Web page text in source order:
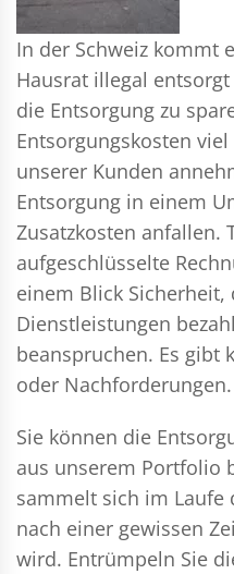
In der Schweiz kommt
Hausrat illegal
die Entsorgung zu
Entsorgungskosten
unserer Kunden
Entsorgung in einem
Zusatzkosten anfallen.
aufgeschlüsselte
einem Blick Sicherheit,
Dienstleistungen
beanspruchen. Es gibt
oder Nachforderungen.
Sie können die
aus unserem Portfolio
sammelt sich im Laufe
nach einer gewissen
wird. Entrümpeln Sie